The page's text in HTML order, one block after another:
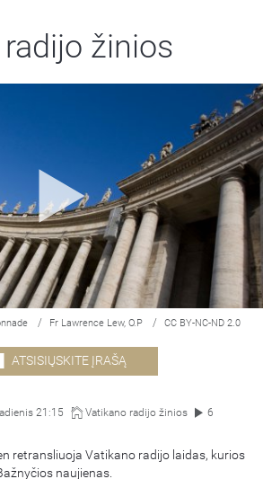
žinios
/ Fr Lawrence Lew, O.P / CC BY-NC-ND 2.0
ATSISIŲSKITE ĮRAŠĄ
21:15 Vatikano radijo žinios 6
retransliuoja Vatikano radijo laidas, kurios
naujienas.